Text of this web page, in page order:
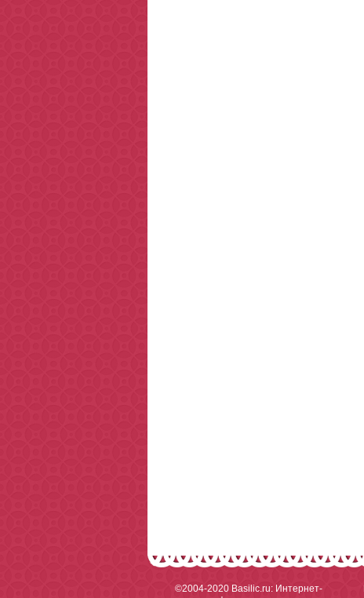
©2004-2020 Basilic.ru: Интернет-